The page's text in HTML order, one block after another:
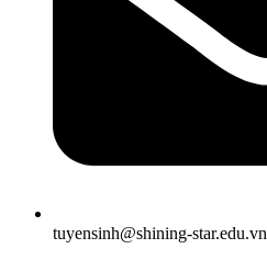
tuyensinh@shining-star.edu.vn